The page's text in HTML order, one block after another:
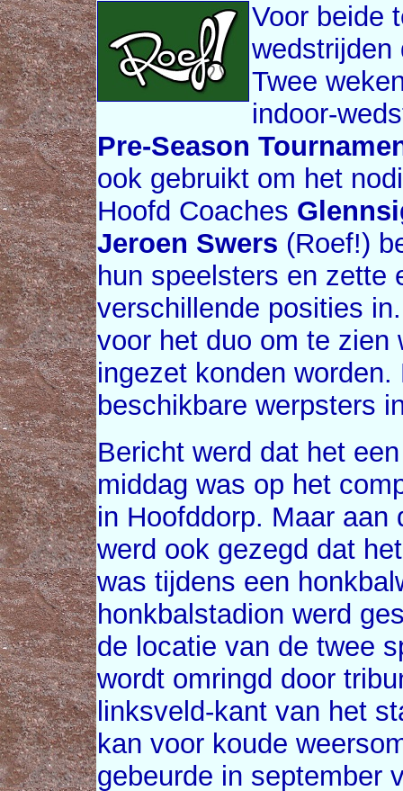
Voor beide
wedstrijden
Twee
indoor-
Pre-Season
ook gebruikt om het
Hoofd Coaches
Jeroen Swers (Roef!)
hun speelsters en zette
verschillende posities
voor het duo om te zien
ingezet konden
beschikbare werpsters
Bericht werd dat het
middag was op het
in Hoofddorp. Maar aan
werd ook gezegd dat
was tijdens een
honkbalstadion werd
de locatie van de twee
wordt omringd door
linksveld-kant van het
kan voor koude
gebeurde in september